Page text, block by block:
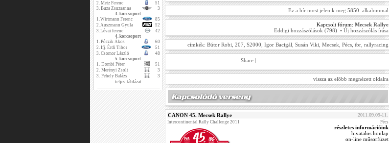
2. Metz Ferenc
51
3. Buza Zsuzsanna
3
3. korcsoport
1.Wirtmann Ferenc
85
2.Auszmann Gyula
52
3.Lévai ferenc
42
4. korcsoport
1. Póczik Ákos
60
2. Ifj. Érdi Tibor
51
3. Csomor László
48
5. korcsoport
1. Dombi Péter
51
2. Merényi Zsolt
3
3. Pehely Balázs 3
teljes táblázat
Ez a hír most jelenik meg 5850. alkalommal
Kapcsolt fórum: Mecsek Rallye
Eddigi hozzászólások (798) • Új hozzászólás írása
címkék: Bútor Robi, 207, S2000, Igor Bacigál, Susán Viki, Mecsek, Pécs, tbr, rallyracing
Share
vissza az előbb megnézett oldalra
CANON 45. Mecsek Rallye 2011.09.09-11.
Intercontinental Rally Challenge 2011 Pécs
részletes információink
hivatalos honlap
on-line műsorfüzet